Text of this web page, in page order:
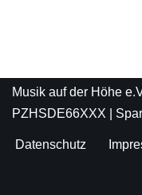
Musik auf der Höhe
PZHSDE66XXX |
Datenschutz